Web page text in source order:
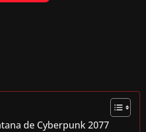
de Cyberpunk 2077